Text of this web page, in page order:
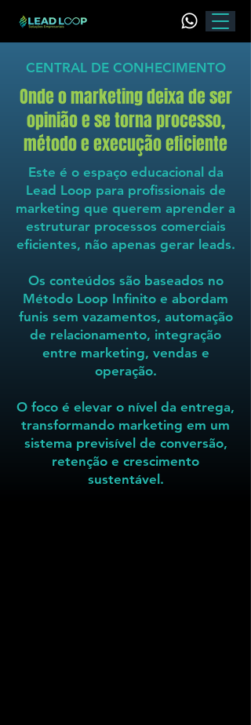
CENTRAL DE CONHECIMENTO
Onde o marketing deixa de ser
opinião e se torna processo,
método e execução eficiente
Este é o espaço educacional da
Lead Loop para profissionais de
marketing que querem aprender a
estruturar processos comerciais
eficientes, não apenas gerar leads.
Os conteúdos são baseados no
Método Loop Infinito e abordam
funis sem vazamentos, automação
de relacionamento, integração
entre marketing, vendas e
operação.
O foco é elevar o nível da entrega,
transformando marketing em um
sistema previsível de conversão,
retenção e crescimento
sustentável.